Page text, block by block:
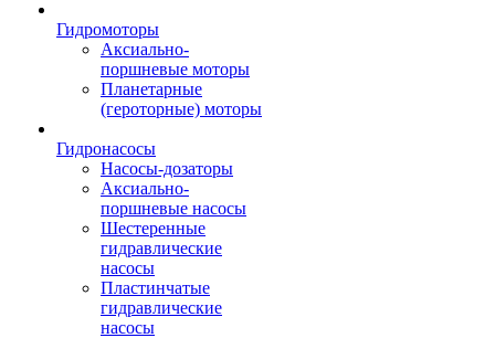
Гидромоторы
Аксиально-
поршневые моторы
Планетарные
(героторные) моторы
Гидронасосы
Насосы-дозаторы
Аксиально-
поршневые насосы
Шестеренные
гидравлические
насосы
Пластинчатые
гидравлические
насосы